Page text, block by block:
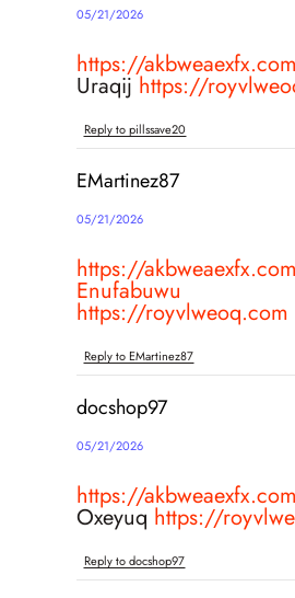
05/21/2026
https://
Uraqij https://
Reply to pillssave20
EMartinez87
05/21/2026
https://
Enufabuwu
https://royvlweoq.com
Reply to EMartinez87
docshop97
05/21/2026
https://
Oxeyuq https://
Reply to docshop97